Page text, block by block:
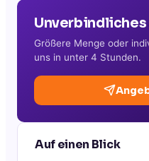
Größere Menge oder
uns in unter 4 Stunden.
Auf einen Blick